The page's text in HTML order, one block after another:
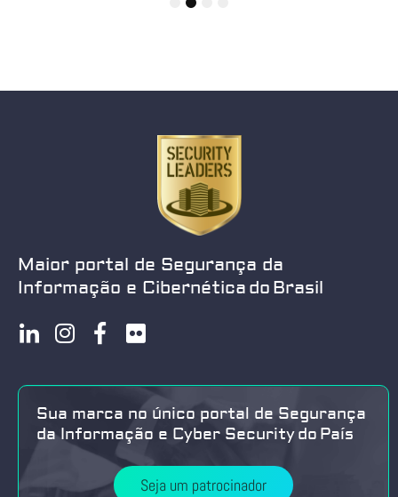
Maior portal de Segurança da
Informação e Cibernética do Brasil
Sua marca no único portal de Segurança
da Informação e Cyber Security do País
Seja um patrocinador